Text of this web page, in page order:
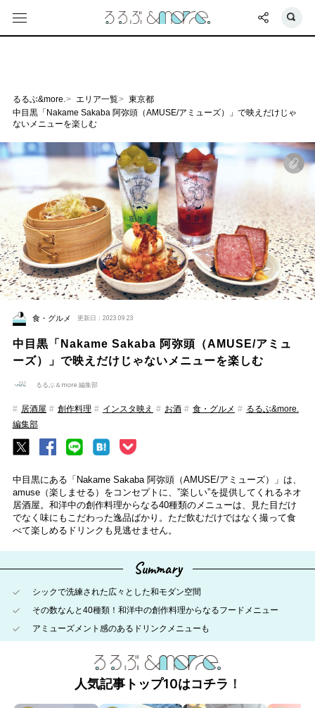
るるぶ&more. エリア一覧
東京都
中目黒「Nakame Sakaba 阿弥頭（AMUSE/アミューズ）」で映えだけじゃ
ないメニューを楽しむ
食・グルメ 更新日：2023.09.23
中目黒「Nakame Sakaba 阿弥頭（AMUSE/アミュ
ーズ）」で映えだけじゃないメニューを楽しむ
るるぶ＆more.編集部
居酒屋 創作料理 インスタ映え お酒 食・グルメ
るるぶ&more.
編集部
中目黒にある「Nakame Sakaba 阿弥頭（AMUSE/アミューズ）」は、
amuse（楽しませる）をコンセプトに、”楽しい”を提供してくれるネオ
居酒屋。和洋中の創作料理からなる40種類のメニューは、見た目だけ
でなく味にもこだわった逸品ばかり。ただ飲むだけではなく撮って食
べて楽しめるドリンクも見逃せません。
Summary
シックで洗練された広々とした和モダン空間
その数なんと40種類！和洋中の創作料理からなるフードメニュー
アミューズメント感のあるドリンクメニューも
人気記事トップ10はコチラ！